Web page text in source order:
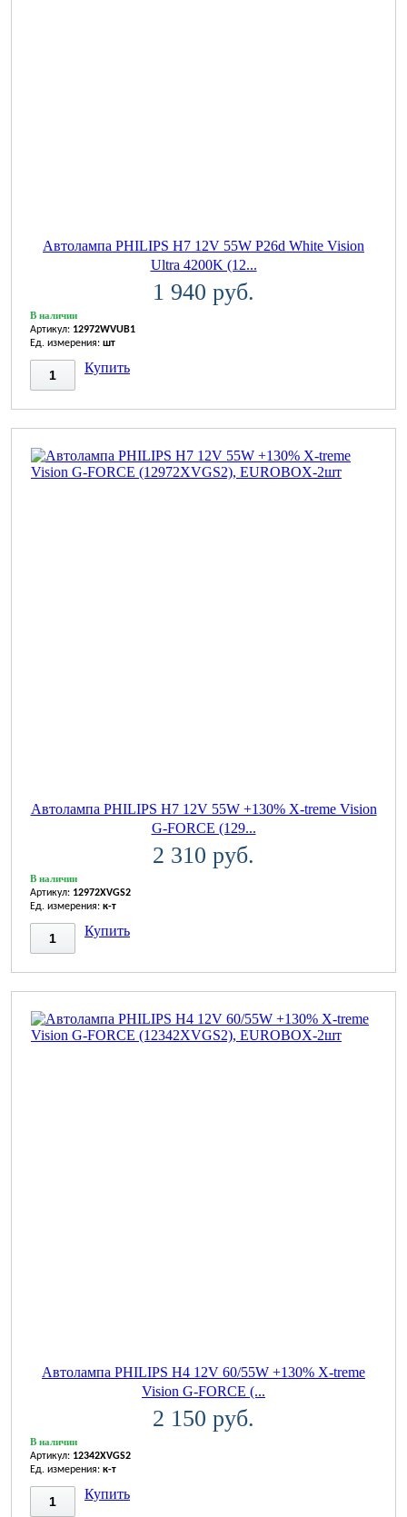
Автолампа PHILIPS H7 12V 55W P26d White Vision
Ultra 4200K (12...
1 940 руб.
В наличии
Артикул: 12972WVUB1
Ед. измерения: шт
Купить
Автолампа PHILIPS H7 12V 55W +130% X-treme Vision
G-FORCE (129...
2 310 руб.
В наличии
Артикул: 12972XVGS2
Ед. измерения: к-т
Купить
Автолампа PHILIPS H4 12V 60/55W +130% X-treme
Vision G-FORCE (...
2 150 руб.
В наличии
Артикул: 12342XVGS2
Ед. измерения: к-т
Купить